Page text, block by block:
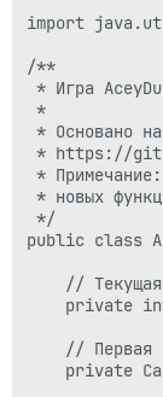
import
/**
* Игра
*
* Основано
* https://
*
* новых
*/
public class
//
private
// Первая
private